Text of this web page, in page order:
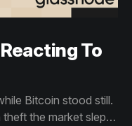
To
Bitcoin stood still.
the market slept